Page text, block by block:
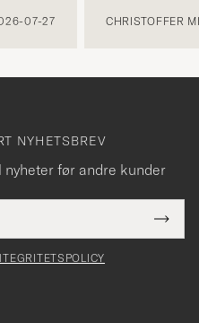
07-27 CHRISTOFFER
NYHETSBREV
nyheter før andre kunder